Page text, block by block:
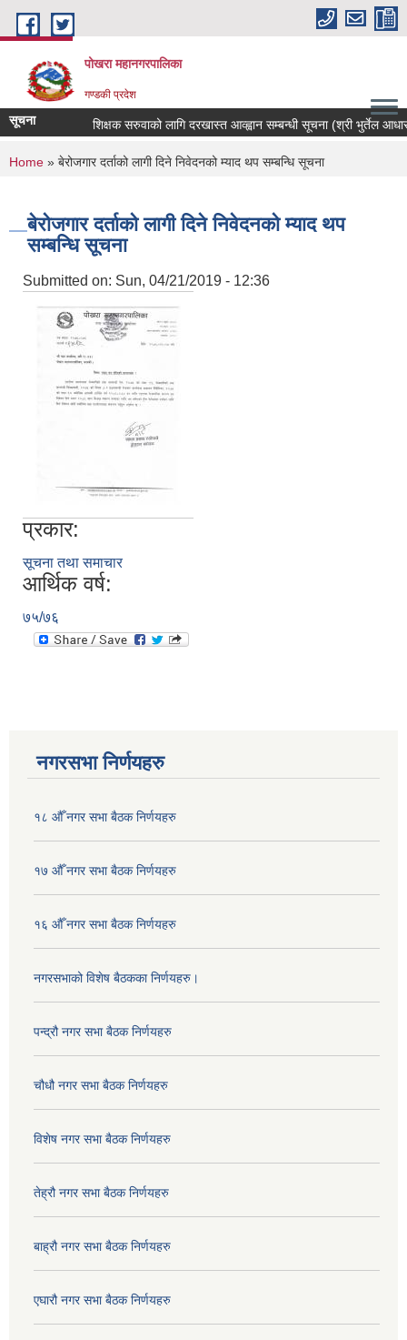
Skip to main content
पोखरा महानगरपालिका
गण्डकी प्रदेश
सूचना शिक्षक सरुवाको लागि दरखास्त आव्ह्वान सम्बन्धी सूचना (श्री भुर्तेल
You are here
Home » बेरोजगार दर्ताको लागी दिने निवेदनको म्याद थप सम्बन्धि सूचना
बेरोजगार दर्ताको लागी दिने निवेदनको म्याद थप
सम्बन्धि सूचना
Submitted on: Sun, 04/21/2019 - 12:36
प्रकार:
सूचना तथा समाचार
आर्थिक वर्ष:
७५/७६
नगरसभा निर्णयहरु
१८ औँ नगर सभा बैठक निर्णयहरु
१७ औँ नगर सभा बैठक निर्णयहरु
१६ औँ नगर सभा बैठक निर्णयहरु
नगरसभाको विशेष बैठकका निर्णयहरु।
पन्द्रौ नगर सभा बैठक निर्णयहरु
चौधौ नगर सभा बैठक निर्णयहरु
विशेष नगर सभा बैठक निर्णयहरु
तेह्रौ नगर सभा बैठक निर्णयहरु
बाह्रौ नगर सभा बैठक निर्णयहरु
एघारौ नगर सभा बैठक निर्णयहरु